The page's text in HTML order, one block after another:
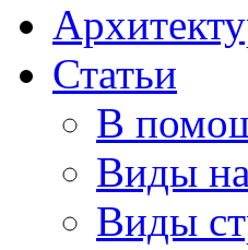
Статьи
В
Виды
Виды